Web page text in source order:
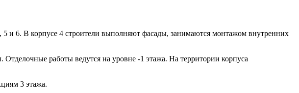
и 6. В корпусе 4 строители выполняют фасады, занимаются монтажом внутренних
работы ведутся на уровне -1 этажа. На территории корпуса
3 этажа.